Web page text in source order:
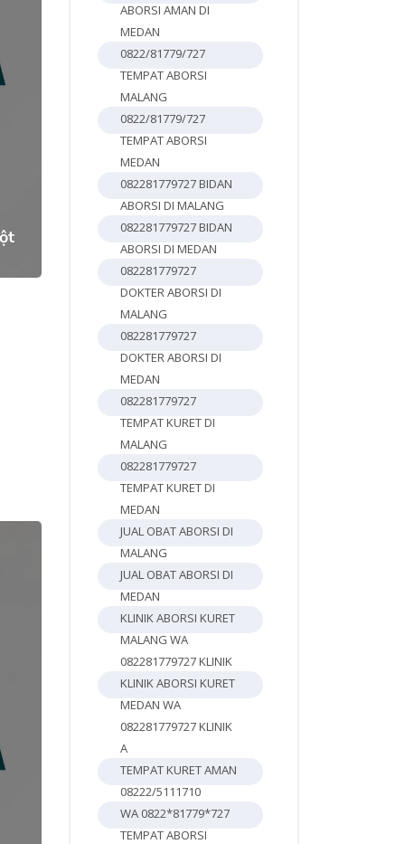
ABORSI AMAN DI
MEDAN
0822/81779/727
TEMPAT ABORSI
MALANG
0822/81779/727
TEMPAT ABORSI
MEDAN
082281779727 BIDAN
ABORSI DI MALANG
082281779727 BIDAN
ABORSI DI MEDAN
082281779727
DOKTER ABORSI DI
MALANG
082281779727
DOKTER ABORSI DI
MEDAN
082281779727
TEMPAT KURET DI
MALANG
082281779727
TEMPAT KURET DI
MEDAN
JUAL OBAT ABORSI DI
MALANG
JUAL OBAT ABORSI DI
MEDAN
KLINIK ABORSI KURET
MALANG WA
082281779727 KLINIK
KLINIK ABORSI KURET
MEDAN WA
082281779727 KLINIK
A
TEMPAT KURET AMAN
08222/5111710
WA 0822*81779*727
TEMPAT ABORSI